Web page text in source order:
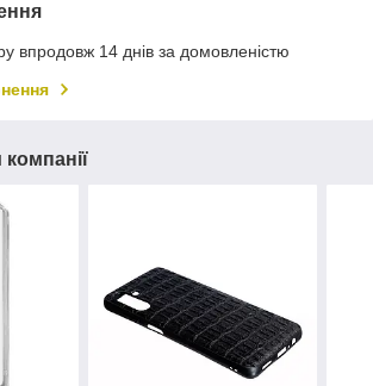
впродовж 14 днів за домовленістю
компанії